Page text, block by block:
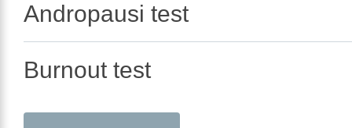
Andropausi test
Burnout test